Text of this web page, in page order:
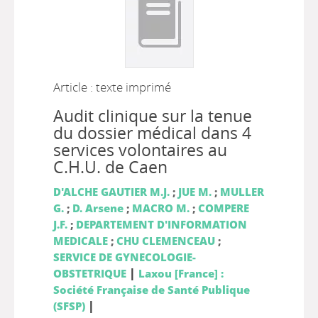
Article : texte imprimé
Audit clinique sur la tenue
du dossier médical dans 4
services volontaires au
C.H.U. de Caen
D'ALCHE GAUTIER M.J.; JUE M.; MULLER
G.; D. Arsene; MACRO M.; COMPERE
J.F.; DEPARTEMENT D'INFORMATION
MEDICALE; CHU CLEMENCEAU;
SERVICE DE GYNECOLOGIE-
OBSTETRIQUE | Laxou [France] :
Société Française de Santé Publique
(SFSP)|